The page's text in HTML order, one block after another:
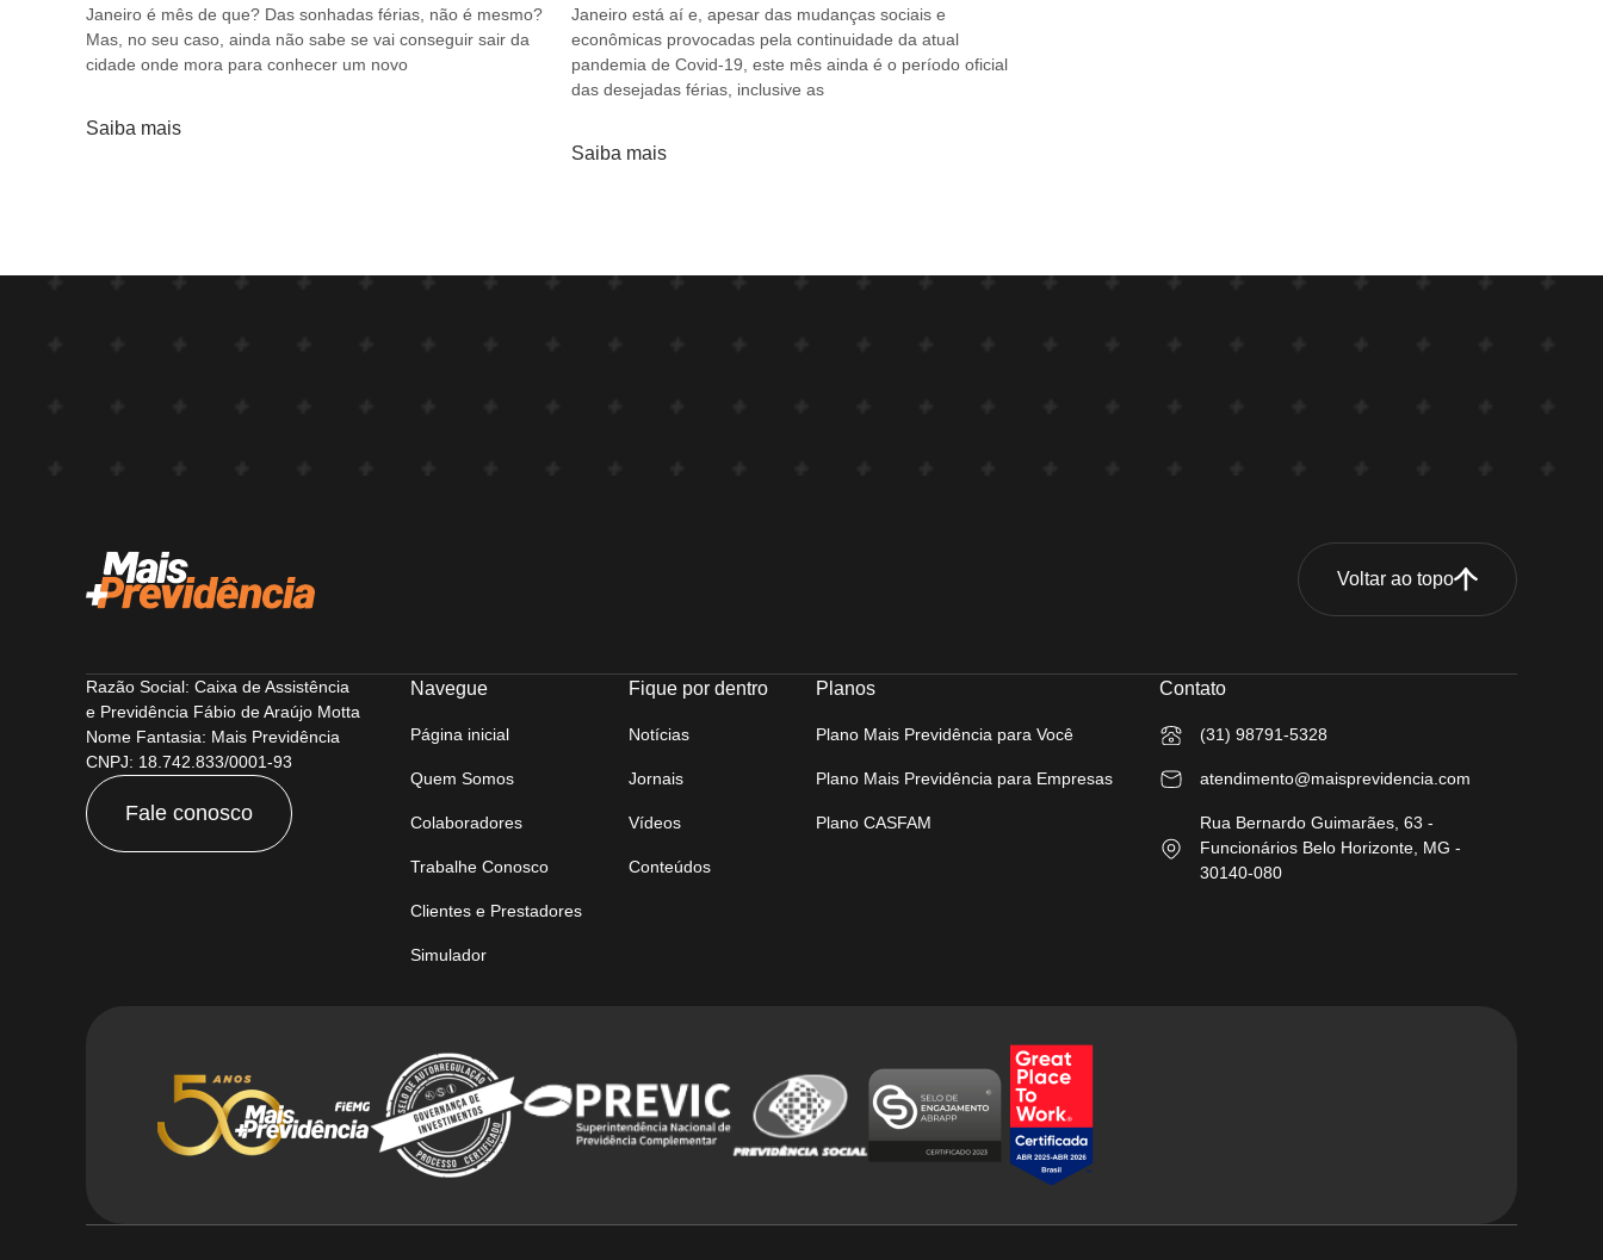
Janeiro é mês de que? Das sonhadas férias, não é mesmo?
Mas, no seu caso, ainda não sabe se vai conseguir sair da
cidade onde mora para conhecer um novo
Saiba mais
Janeiro está aí e, apesar das mudanças sociais e
econômicas provocadas pela continuidade da atual
pandemia de Covid-19, este mês ainda é o período oficial
das desejadas férias, inclusive as
Saiba mais
Voltar ao topo
Razão Social: Caixa de Assistência
e Previdência Fábio de Araújo Motta
Nome Fantasia: Mais Previdência
CNPJ: 18.742.833/0001-93
Fale conosco
Navegue
Página inicial
Quem Somos
Colaboradores
Trabalhe Conosco
Clientes e Prestadores
Simulador
Fique por dentro
Notícias
Jornais
Vídeos
Conteúdos
Planos
Plano Mais Previdência para Você
Plano Mais Previdência para Empresas
Plano CASFAM
Contato
(31) 98791-5328
atendimento@maisprevidencia.com
Rua Bernardo Guimarães, 63 -
Funcionários Belo Horizonte, MG -
30140-080